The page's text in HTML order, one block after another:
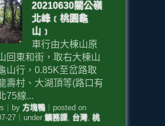
20210630關公嶺
北峰﹝桃園龜
山﹞
車行由大棟山原
回東和街，取右大棟山
山行，0.85K至岔路取
壽村、大湖頂等(路口有
75線...
by 方塊鴨｜ posted on
27｜ under 鑛務課, 台灣, 桃